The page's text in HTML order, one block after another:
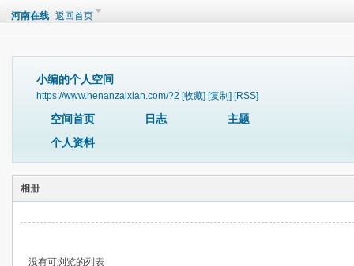
河南在线 返回首页
小编的个人空间
https://www.henanzaixian.com/?2 [收藏] [复制] [RSS]
空间首页 日志
主题
个人资料
相册
没有可浏览的列表